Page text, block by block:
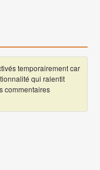
temporairement car
qui ralentit
commentaires